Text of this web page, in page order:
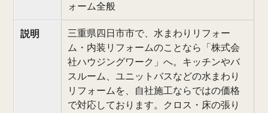
ォーム全般
説明 三重県四日市市で、水まわりリフォー
ム・内装リフォームのことなら「株式会
社ハウジングワーク」へ。キッチンやバ
スルーム、ユニットバスなどの水まわり
リフォームを、自社施工ならではの価格
で対応しております。クロス・床の張り